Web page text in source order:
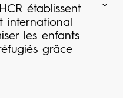
établissent
international
les enfants
grâce